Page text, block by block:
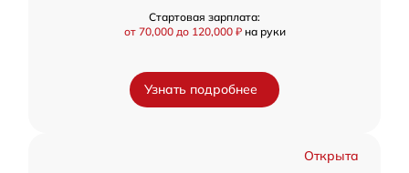
Стартовая зарплата:
от 70,000 до 120,000 ₽ на руки
Узнать подробнее
Открыта